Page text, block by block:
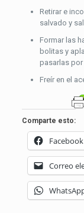
Retirar e
salvado y
Formar las
bolitas y
pasarlas
Freír en el
Comparte esto:
Facebook
Correo